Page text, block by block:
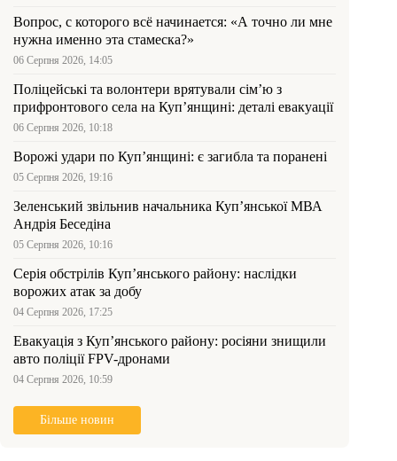
Вопрос, с которого всё начинается: «А точно ли мне
нужна именно эта стамеска?»
06 Серпня 2026, 14:05
Поліцейські та волонтери врятували сім’ю з
прифронтового села на Куп’янщині: деталі евакуації
06 Серпня 2026, 10:18
Ворожі удари по Куп’янщині: є загибла та поранені
05 Серпня 2026, 19:16
Зеленський звільнив начальника Купʼянської МВА
Андрія Беседіна
05 Серпня 2026, 10:16
Серія обстрілів Куп’янського району: наслідки
ворожих атак за добу
04 Серпня 2026, 17:25
Евакуація з Куп’янського району: росіяни знищили
авто поліції FPV-дронами
04 Серпня 2026, 10:59
Більше новин